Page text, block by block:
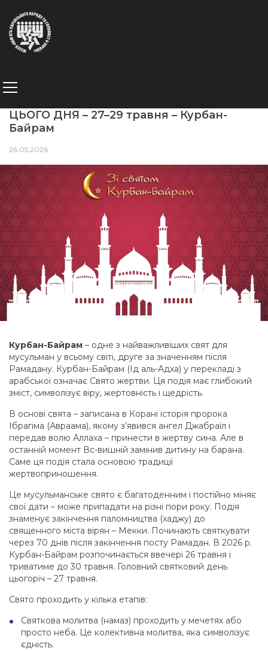
ЦЬОГО ДНЯ – 27–29 травня – Курбан-
Байрам
26.05.2026
Курбан-Байрам – одне з найважливіших свят для
мусульман у всьому світі, друге за значенням після
Рамадану. Курбан-Байрам (Ід аль-Адха) у перекладі з
арабської означає Свято жертви. Ця подія має глибокий
зміст, символізує віру, жертовність і щедрість.
В основі свята – записана в Корані історія пророка
Ібрагіма (Авраама), якому з’явився ангел Джабраїл і
передав волю Аллаха – принести в жертву сина. Але в
останній момент Вс-вишній замінив дитину на барана.
Саме ця подія стала основою традиції
жертвоприношення.
Це мусульманське свято є багатоденним і постійно міняє
свої дати – може припадати на різні пори року. Подія
знаменує закінчення паломництва (хаджу) до
священного міста вірян – Мекки. Починають святкувати
через 70 днів після закінчення посту Рамадан. В 2026 р.
Курбан-Байрам розпочинається ввечері 26 травня і
триватиме до 30 травня. Головний святковий день
цьогоріч – 27 травня.
Свято проходить у кілька етапів:
Святкова молитва (намаз) проходить у мечетях або
просто неба. Це колективна молитва, яка символізує
єдність.